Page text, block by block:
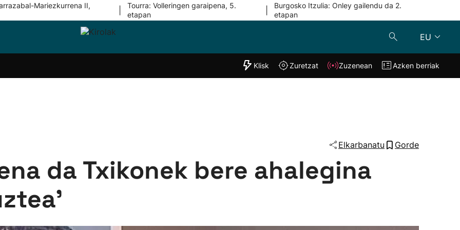
Mariezkurrena II,
Tourra: Volleringen garaipena, 5.
etapan
Burgosko Itzulia: Onley gailendu da 2.
etapan
EU
Taldeak
"Helmuga"
Klisk Zuzenean
Klisk Zuretzat Zuzenean Azken berriak
Elkarbanatu Gorde
da Txikonek bere ahalegina